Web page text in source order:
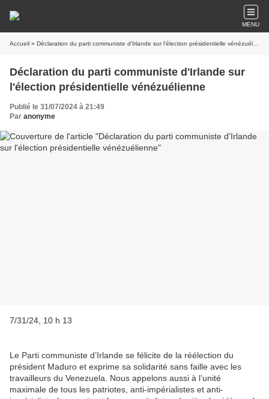
MENU
Accueil » Déclaration du parti communiste d'Irlande sur l'élection présidentielle vénézuélienne
Déclaration du parti communiste d'Irlande sur
l'élection présidentielle vénézuélienne
Publié le 31/07/2024 à 21:49
Par anonyme
7/31/24, 10 h 13
Le Parti communiste d’Irlande se félicite de la réélection du
président Maduro et exprime sa solidarité sans faille avec les
travailleurs du Venezuela. Nous appelons aussi à l’unité
maximale de tous les patriotes, anti-impérialistes et anti-